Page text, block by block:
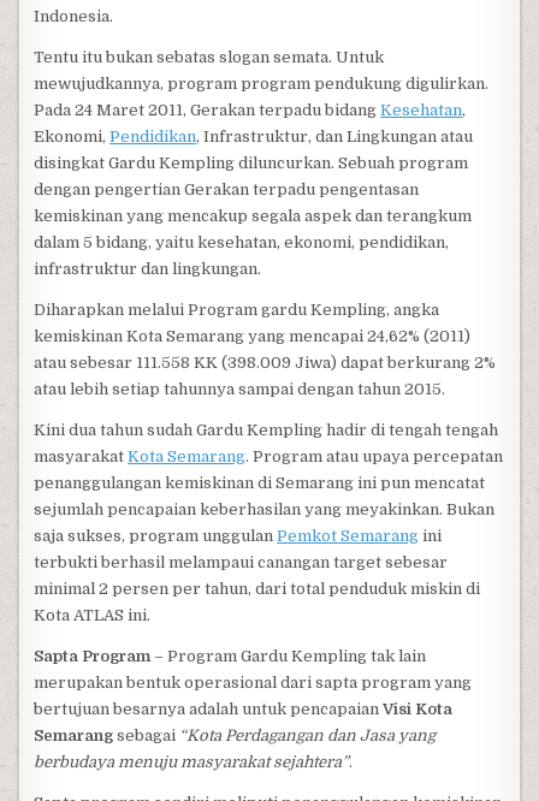
Indonesia.
Tentu itu bukan sebatas slogan semata. Untuk
mewujudkannya, program program pendukung digulirkan.
Pada 24 Maret 2011, Gerakan terpadu bidangKesehatan,
Ekonomi,Pendidikan, Infrastruktur, dan Lingkungan atau
disingkat Gardu Kempling diluncurkan. Sebuah program
dengan pengertian Gerakan terpadu pengentasan
kemiskinan yang mencakup segala aspek dan terangkum
dalam 5 bidang, yaitu kesehatan, ekonomi, pendidikan,
infrastruktur dan lingkungan.
Diharapkan melalui Program gardu Kempling, angka
kemiskinan Kota Semarang yang mencapai 24,62% (2011)
atau sebesar 111.558 KK (398.009 Jiwa) dapat berkurang 2%
atau lebih setiap tahunnya sampai dengan tahun 2015.
Kini dua tahun sudah Gardu Kempling hadir di tengah tengah
masyarakatKota Semarang. Program atau upaya percepatan
penanggulangan kemiskinan di Semarang ini pun mencatat
sejumlah pencapaian keberhasilan yang meyakinkan. Bukan
saja sukses, program unggulanPemkot Semarang ini
terbukti berhasil melampaui canangan target sebesar
minimal 2 persen per tahun, dari total penduduk miskin di
Kota ATLAS ini.
Sapta Program– Program Gardu Kempling tak lain
merupakan bentuk operasional dari sapta program yang
bertujuan besarnya adalah untuk pencapaianVisi Kota
Semarang sebagai “Kota Perdagangan dan Jasa yang
berbudaya menuju masyarakat sejahtera”.